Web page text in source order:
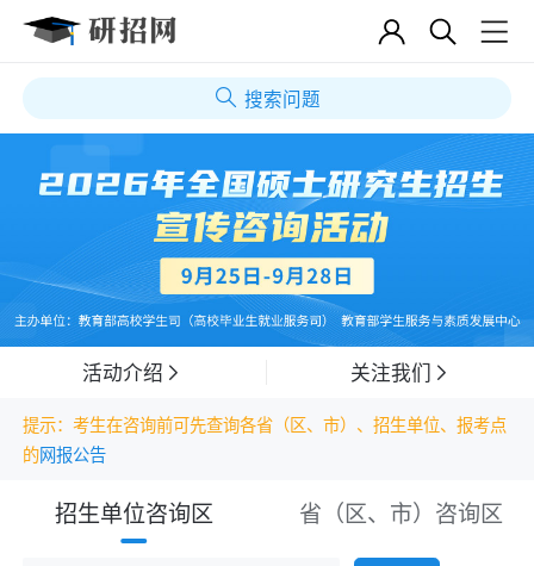
搜索问题
活动介绍 关注我们
提示：考生在咨询前可先查询各省（区、市）、招生单位、报考点
的网报公告
招生单位咨询区 省（区、市）咨询区